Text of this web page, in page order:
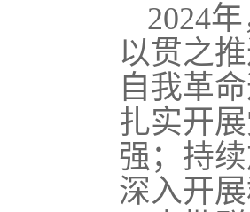
2024
以贯之
自我革
扎实开
强；持
深入开